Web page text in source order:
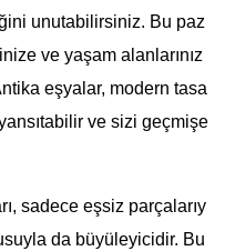
unutabilirsiniz. Bu paz
ve yaşam alanlarınız
eşyalar, modern tasa
ve sizi geçmişe
sadece eşsiz parçalarıy
da büyüleyicidir. Bu